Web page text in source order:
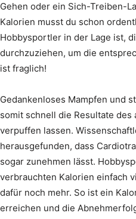
Gehen oder ein Sich-Treiben-
Kalorien musst du schon
Hobbysportler in der Lage ist,
durchzuziehen, um die
ist fraglich!
Gedankenloses Mampfen und
somit schnell die Resultate
verpuffen lassen.
herausgefunden, dass
sogar zunehmen lässt.
verbrauchten Kalorien einfach
dafür noch mehr. So ist ein
erreichen und die